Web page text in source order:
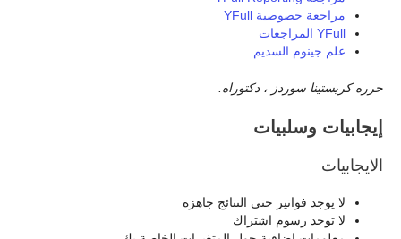
مراجعة خصوصية YFull
YFull المراجعات
علم جينوم السديم
حرره كريستينا سوردز ، دكتوراه.
إيجابيات وسلبيات
الايجابيات
لا يوجد فواتير حتى النتائج جاهزة
لا توجد رسوم اشتراك